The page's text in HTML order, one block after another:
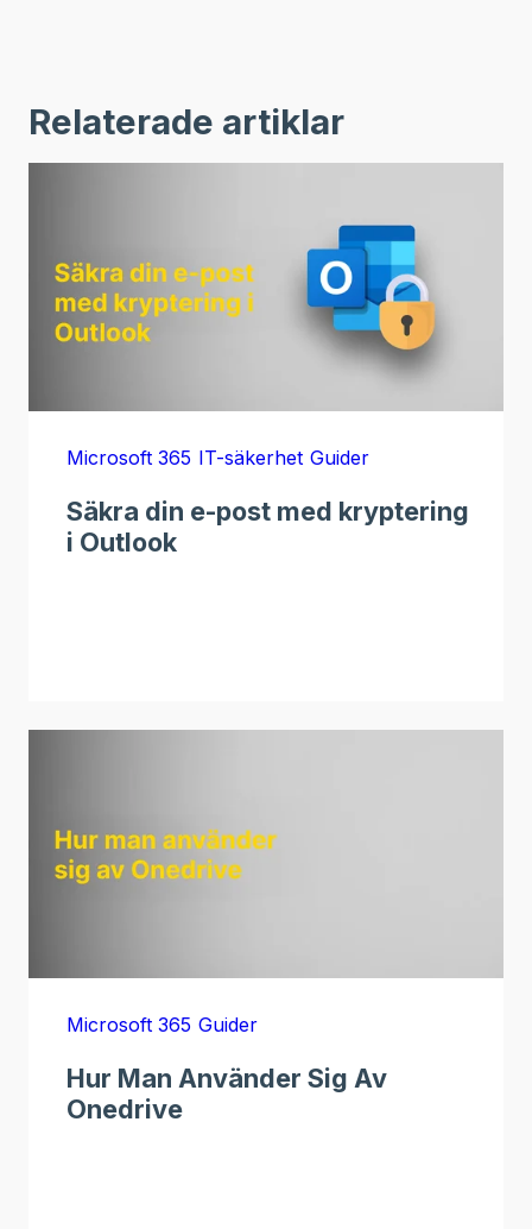
Relaterade artiklar
Microsoft 365 IT-säkerhet Guider
Säkra din e-post med kryptering
i Outlook
Microsoft 365 Guider
Hur Man Använder Sig Av
Onedrive